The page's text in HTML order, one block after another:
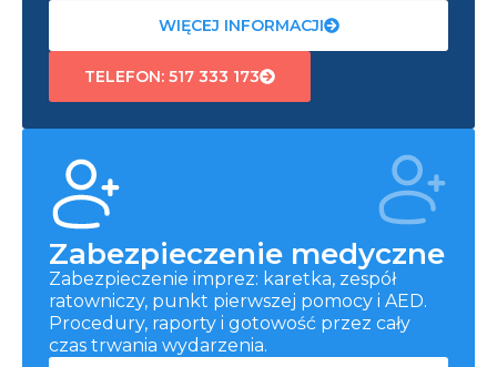
WIĘCEJ INFORMACJI
TELEFON: 517 333 173
Zabezpieczenie medyczne
Zabezpieczenie imprez: karetka, zespół
ratowniczy, punkt pierwszej pomocy i AED.
Procedury, raporty i gotowość przez cały
czas trwania wydarzenia.